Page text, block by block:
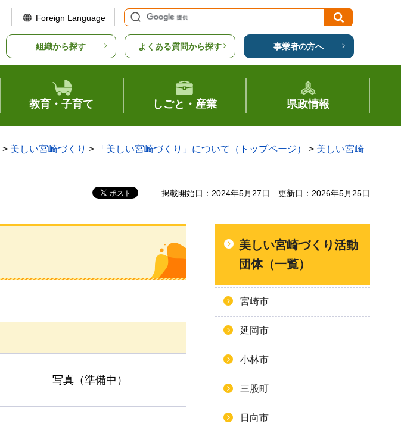
Foreign Language
組織から探す よくある質問から探す 事業者の方へ
教育・子育て しごと・産業 県政情報
> 美しい宮崎づくり > 「美しい宮崎づくり」について（トップページ） > 美しい宮崎
掲載開始日：2024年5月27日 更新日：2026年5月25日
写真（準備中）
美しい宮崎づくり活動
団体（一覧）
宮崎市
延岡市
小林市
三股町
日向市